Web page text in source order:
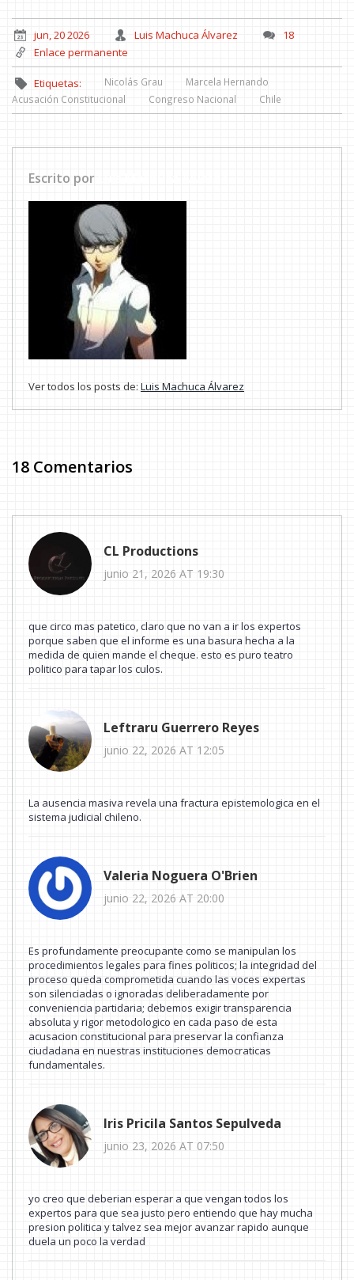
jun, 20 2026 Luis Machuca Álvarez
18
Enlace permanente
Etiquetas: Nicolás Grau
Marcela Hernando
Acusación Constitucional
Congreso Nacional Chile
Escrito por
Ver todos los posts de: Luis Machuca Álvarez
18 Comentarios
CL Productions
junio 21, 2026 AT 19:30
que circo mas patetico, claro que no van a ir los expertos
porque saben que el informe es una basura hecha a la
medida de quien mande el cheque. esto es puro teatro
politico para tapar los culos.
Leftraru Guerrero Reyes
junio 22, 2026 AT 12:05
La ausencia masiva revela una fractura epistemologica en el
sistema judicial chileno.
Valeria Noguera O'Brien
junio 22, 2026 AT 20:00
Es profundamente preocupante como se manipulan los
procedimientos legales para fines politicos; la integridad del
proceso queda comprometida cuando las voces expertas
son silenciadas o ignoradas deliberadamente por
conveniencia partidaria; debemos exigir transparencia
absoluta y rigor metodologico en cada paso de esta
acusacion constitucional para preservar la confianza
ciudadana en nuestras instituciones democraticas
fundamentales.
Iris Pricila Santos Sepulveda
junio 23, 2026 AT 07:50
yo creo que deberian esperar a que vengan todos los
expertos para que sea justo pero entiendo que hay mucha
presion politica y talvez sea mejor avanzar rapido aunque
duela un poco la verdad